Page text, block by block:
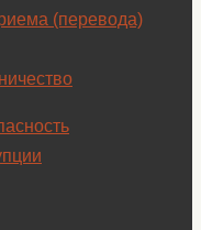
(перевода)